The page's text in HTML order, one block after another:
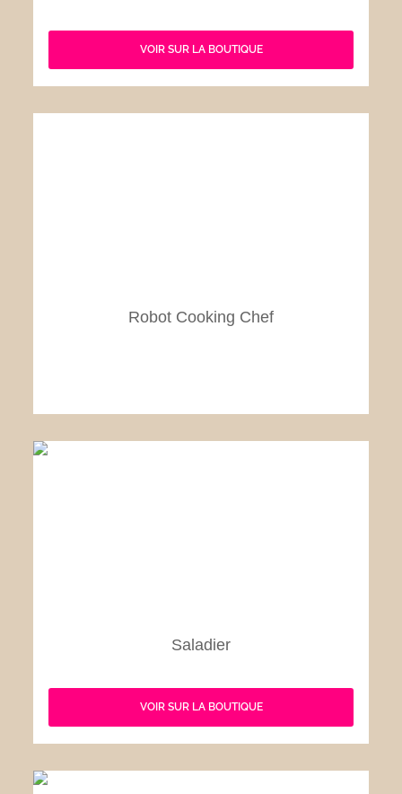
VOIR SUR LA BOUTIQUE
Robot Cooking Chef
Saladier
VOIR SUR LA BOUTIQUE